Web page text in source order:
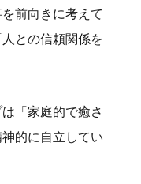
前向きに考えて
との信頼関係を
「家庭的で癒さ
的に自立してい